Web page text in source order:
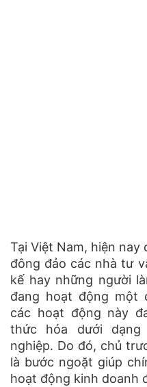
Tại Việt Nam, hiện
đông đảo các nhà tư
kế hay những người
đang hoạt động một
các hoạt động này
thức hóa dưới dạng
nghiệp. Do đó, chủ
là bước ngoặt giúp
hoạt động kinh doanh